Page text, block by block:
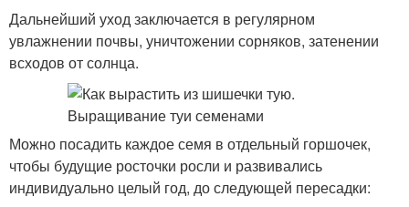
Дальнейший уход заключается в регулярном
увлажнении почвы, уничтожении сорняков, затенении
всходов от солнца.
Можно посадить каждое семя в отдельный горшочек,
чтобы будущие росточки росли и развивались
индивидуально целый год, до следующей пересадки: